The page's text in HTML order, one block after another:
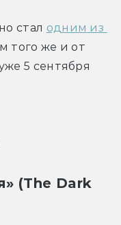
стал одним из
того же и от
5 сентября
(The Dark